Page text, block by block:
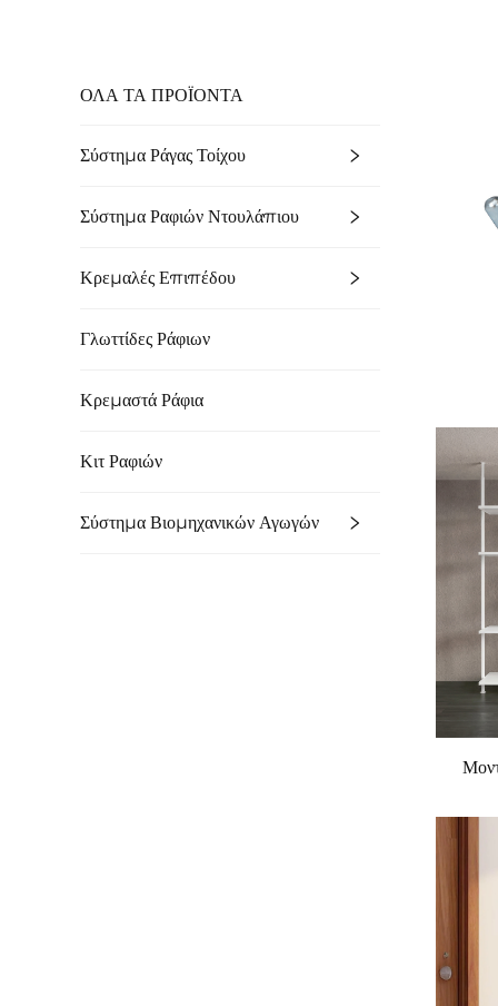
ΟΛΑ ΤΑ ΠΡΟΪΟΝΤΑ
Σύστημα Ράγας Τοίχου
Σύστημα Ραφιών Ντουλάπιου
Κρεμαλές Επιπέδου
Γλωττίδες Ράφιων
Κρεμαστά Ράφια
Κιτ Ραφιών
Σύστημα Βιομηχανικών Αγωγών